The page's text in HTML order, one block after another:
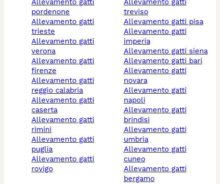
allevamento gatti
pordenone
allevamento gatti
trieste
allevamento gatti
verona
allevamento gatti
firenze
allevamento gatti
reggio calabria
allevamento gatti
caserta
allevamento gatti
rimini
allevamento gatti
puglia
allevamento gatti
rovigo
allevamento gatti
treviso
allevamento gatti pisa
allevamento gatti
imperia
allevamento gatti siena
allevamento gatti bari
allevamento gatti
novara
allevamento gatti
napoli
allevamento gatti
brindisi
allevamento gatti
umbria
allevamento gatti
cuneo
allevamento gatti
bergamo